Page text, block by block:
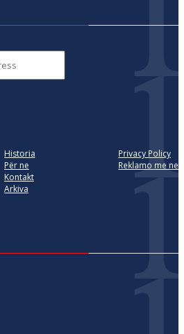
Historia
Për ne
Kontakt
Arkiva
Privacy Policy
Reklamo me ne